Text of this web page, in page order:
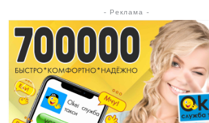
- Реклама -